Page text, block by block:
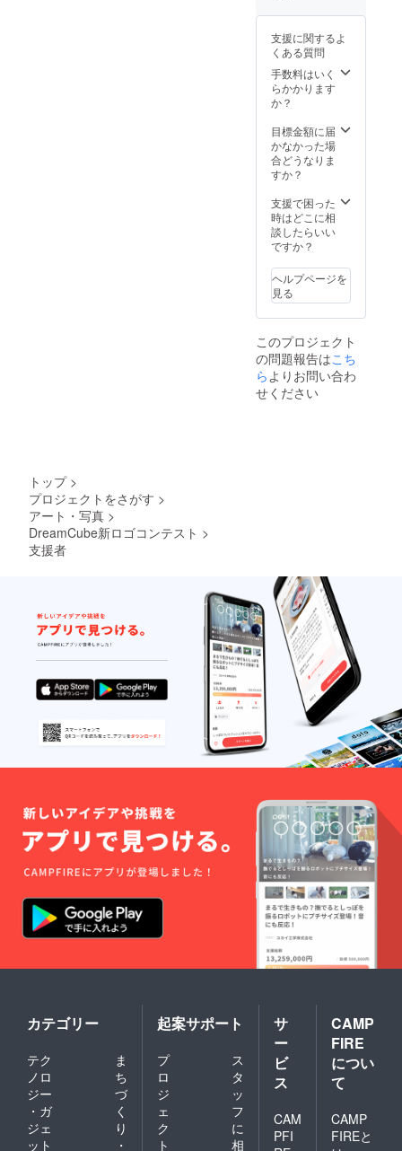
す。
にTシャ
イズを
S・M・
L・XL
から選
んでく
ね!!! そ
してさ
らにク
ラウド
ディン
グご協
力者と
して、
イトに
あなた
のお名
前を載
いま
す!!! 本
名でも
ハンド
ルネー
名前は
順不同
になり
ます。
※お名前
の掲載
はクラ
ウド
ファン
ディン
グ終了
日の次
の日か
らにな
シャツ
画像は
サンプ
ルで
す。実
際の色
や形と
は異な
る場合
す。 ※T
年9月21
日の最
終選考
か終わ
り次
第、作
成に入
す。 発
送は10
支援に関するよ
くある質問
手数料はいく
らかかります
か？
目標金額に届
かなかった場
合どうなりま
すか？
支援で困った
時はどこに相
談したらいい
ですか？
ヘルプページを
見る
このプロジェクト
の問題報告はこち
ら よりお問い合わ
せください
トップ >
プロジェクトをさがす >
アート・写真 >
DreamCube新ロゴコンテスト >
支援者
カテゴリー
テク
ノロ
ジー
・ガ
ジェ
ット
ま
ち
づ
く
り
・
起案サポート
プ
ロ
ジ
ェ
ク
ト
ス
タ
ッ
フ
に
相
サ
ー
ビ
ス
CAM
PFI
CAMP
FIRE
につい
て
CAMP
FIREと